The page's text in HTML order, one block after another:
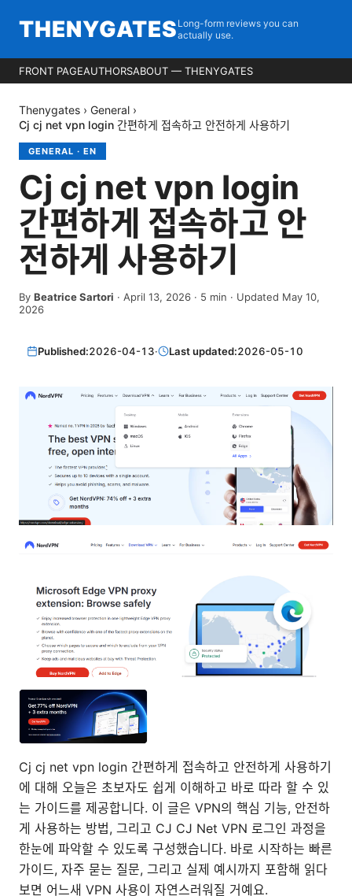
THENYGATES Long-form reviews you can
actually use.
FRONT PAGEAUTHORSABOUT — THENYGATES
Thenygates › General ›
Cj cj net vpn login 간편하게 접속하고 안전하게 사용하기
GENERAL · EN
Cj cj net vpn login
간편하게 접속하고 안
전하게 사용하기
By Beatrice Sartori · April 13, 2026 · 5 min · Updated May 10,
2026
Published:2026-04-13· Last updated:2026-05-10
Cj cj net vpn login 간편하게 접속하고 안전하게 사용하기
에 대해 오늘은 초보자도 쉽게 이해하고 바로 따라 할 수 있
는 가이드를 제공합니다. 이 글은 VPN의 핵심 기능, 안전하
게 사용하는 방법, 그리고 CJ CJ Net VPN 로그인 과정을
한눈에 파악할 수 있도록 구성했습니다. 바로 시작하는 빠른
가이드, 자주 묻는 질문, 그리고 실제 예시까지 포함해 읽다
보면 어느새 VPN 사용이 자연스러워질 거예요.